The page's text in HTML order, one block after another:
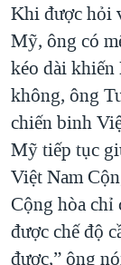
Khi được hỏi
Mỹ, ông có
kéo dài
không, ông
chiến binh
Mỹ tiếp tục
Việt Nam
Cộng hòa chỉ
được chế độ
được,” ông